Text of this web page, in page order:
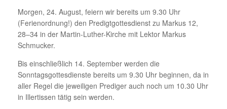
Morgen, 24. August, feiern wir bereits um 9.30 Uhr
(Ferienordnung!) den Predigtgottesdienst zu Markus 12,
28–34 in der Martin-Luther-Kirche mit Lektor Markus
Schmucker.
Bis einschließlich 14. September werden die
Sonntagsgottesdienste bereits um 9.30 Uhr beginnen, da in
aller Regel die jeweiligen Prediger auch noch um 10.30 Uhr
in Illertissen tätig sein werden.